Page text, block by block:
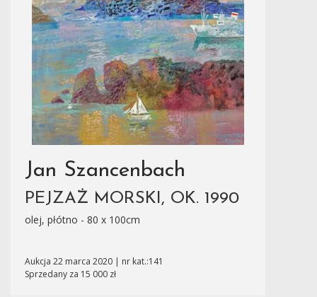
Jan Szancenbach
PEJZAŻ MORSKI, OK. 1990
olej, płótno - 80 x 100cm
Aukcja 22 marca 2020 | nr kat.:141
Sprzedany za 15 000 zł